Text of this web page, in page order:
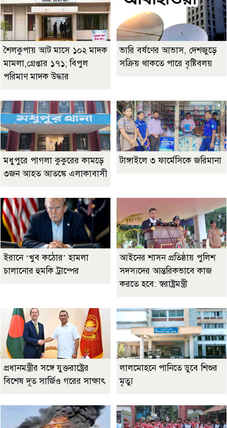
শৈলকুপায় আট মাসে ১০২ মাদক
মামলা,গ্রেপ্তার ১৭১; বিপুল
পরিমাণ মাদক উদ্ধার
ভারি বর্ষণের আভাস, দেশজুড়ে
সক্রিয় থাকতে পারে বৃষ্টিবলয়
মধুপুরে পাগলা কুকুরের কামড়ে
৩জন আহত আতঙ্কে এলাকাবাসী
টাঙ্গাইলে ৩ ফার্মেসিকে জরিমানা
ইরানে ‘খুব কঠোর’ হামলা
চালানোর হুমকি ট্রাম্পের
আইনের শাসন প্রতিষ্ঠায় পুলিশ
সদস্যদের আন্তরিকভাবে কাজ
করতে হবে: স্বরাষ্ট্রমন্ত্রী
প্রধানমন্ত্রীর সঙ্গে যুক্তরাষ্ট্রের
বিশেষ দূত সার্জিও গরের সাক্ষাৎ
লালমোহনে পানিতে ডুবে শিশুর
মৃত্যু